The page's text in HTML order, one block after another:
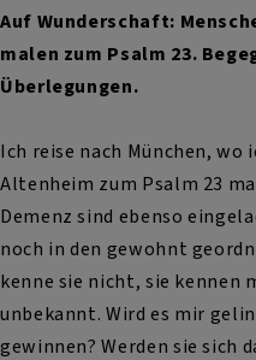
Auf Wunderschaft:
malen zum Psalm 23.
Überlegungen.
Ich reise nach München, wo
Altenheim zum Psalm 23
Demenz sind ebenso
noch in den gewohnt
kenne sie nicht, sie kennen
unbekannt. Wird es mir
gewinnen? Werden sie sich